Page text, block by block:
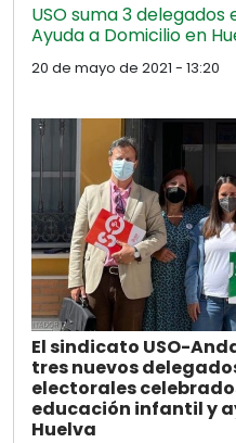
USO suma 3
Ayuda a Domicilio en
20 de mayo de 2021 - 13:20
El sindicato USO-
tres nuevos
electorales
educación infantil y
Huelva